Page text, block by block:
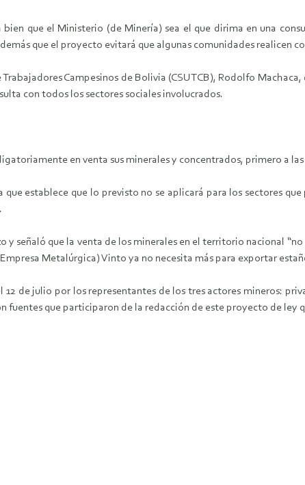
que el Ministerio (de Minería) sea el que dirima en una
que el proyecto evitará que algunas comunidades realicen
Campesinos de Bolivia (CSUTCB), Rodolfo
con todos los sectores sociales involucrados.
en venta sus minerales y concentrados, primero a
establece que lo previsto no se aplicará para los sectores
y señaló que la venta de los minerales en el territorio nacional
Metalúrgica) Vinto ya no necesita más para exportar
de julio por los representantes de los tres actores mineros:
que participaron de la redacción de este proyecto de ley